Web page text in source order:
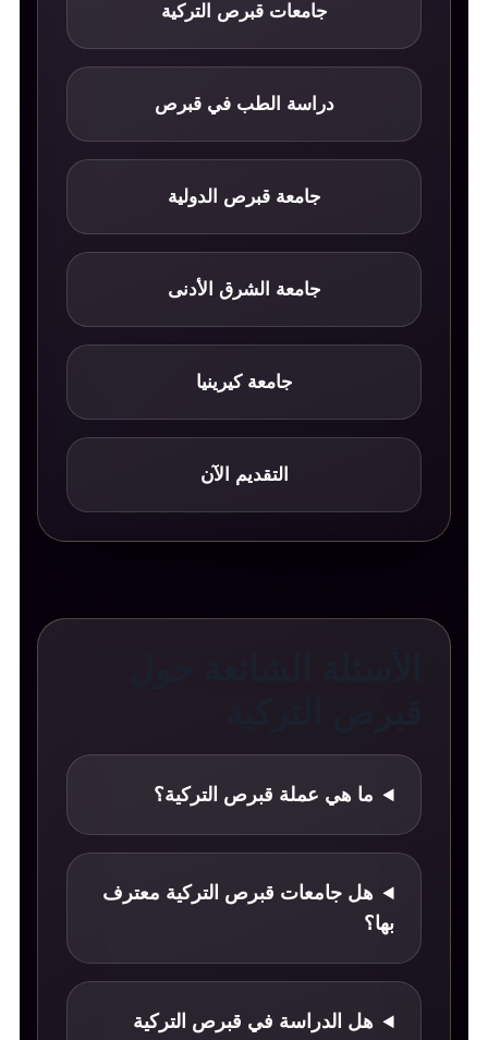
جامعات قبرص التركية
دراسة الطب في قبرص
جامعة قبرص الدولية
جامعة الشرق الأدنى
جامعة كيرينيا
التقديم الآن
ما هي عملة قبرص التركية؟
هل جامعات قبرص التركية معترف
بها؟
هل الدراسة في قبرص التركية